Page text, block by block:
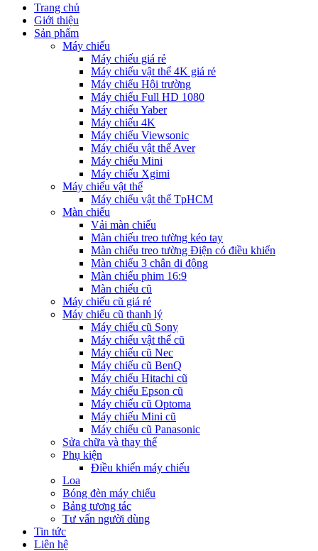
Trang chủ
Giới thiệu
Sản phẩm
Máy chiếu
Máy chiếu giá rẻ
Máy chiếu vật thể 4K giá rẻ
Máy chiếu Hội trường
Máy chiếu Full HD 1080
Máy chiếu Yaber
Máy chiếu 4K
Máy chiếu Viewsonic
Máy chiếu vật thể Aver
Máy chiếu Mini
Máy chiếu Xgimi
Máy chiếu vật thể
Máy chiếu vật thể TpHCM
Màn chiếu
Vải màn chiếu
Màn chiếu treo tường kéo tay
Màn chiếu treo tường Điện có điều khiển
Màn chiếu 3 chân di động
Màn chiếu phim 16:9
Màn chiếu cũ
Máy chiếu cũ giá rẻ
Máy chiếu cũ thanh lý
Máy chiếu cũ Sony
Máy chiếu vật thể cũ
Máy chiếu cũ Nec
Máy chiếu cũ BenQ
Máy chiếu Hitachi cũ
Máy chiếu Epson cũ
Máy chiếu cũ Optoma
Máy chiếu Mini cũ
Máy chiếu cũ Panasonic
Sửa chữa và thay thế
Phụ kiện
Điều khiển máy chiếu
Loa
Bóng đèn máy chiếu
Bảng tương tác
Tư vấn người dùng
Tin tức
Liên hệ